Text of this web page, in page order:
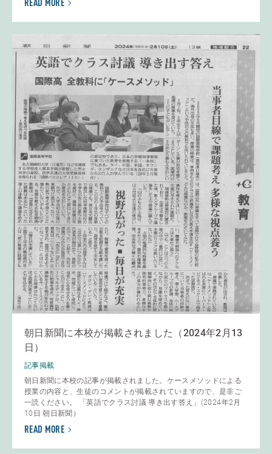
READ MORE
朝日新聞に本校が掲載されました（2024年2月13
日）
記事掲載
朝日新聞に本校の記事が掲載されました。ケースメソッドによる
授業の内容と、生徒のコメントが掲載されていますので、是非ご
一読ください。 「英語でクラス討議 導き出す答え」(2024年2月
10日 朝日新聞）
READ MORE